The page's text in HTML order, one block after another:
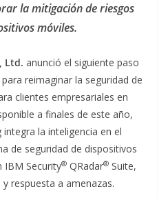
la mitigación de riesgos
móviles.
Ltd. anunció el siguiente paso
reimaginar la seguridad de
clientes empresariales en
a finales de este año,
la inteligencia en el
de seguridad de dispositivos
IBM Security® QRadar® Suite,
respuesta a amenazas.